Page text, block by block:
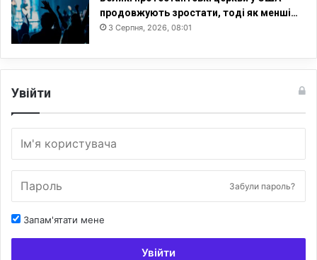
продовжують зростати, тоді як менші…
3 Серпня, 2026, 08:01
Увійти
Забули пароль?
Запам'ятати мене
Увійти